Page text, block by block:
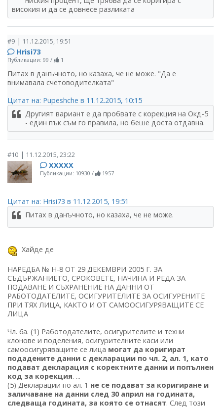
високия и да се довнесе разликата
#9 | 11.12.2015, 19:51
Hrisi73
Публикации: 99 / 1
Питах в данъчното, но казаха, че не може. "Да е
внимавала счетоводителката"
Цитат на: Pupeshche в 11.12.2015, 10:15
Другият вариант е да пробвате с корекция на Окд-5
- един пък съм го правила, но беше доста отдавна.
#10 | 11.12.2015, 23:22
ХХХХХ
Публикации: 10930 / 1957
Цитат на: Hrisi73 в 11.12.2015, 19:51
Питах в данъчното, но казаха, че не може.
Хайде де
НАРЕДБА № Н-8 ОТ 29 ДЕКЕМВРИ 2005 Г. ЗА
СЪДЪРЖАНИЕТО, СРОКОВЕТЕ, НАЧИНА И РЕДА ЗА
ПОДАВАНЕ И СЪХРАНЕНИЕ НА ДАННИ ОТ
РАБОТОДАТЕЛИТЕ, ОСИГУРИТЕЛИТЕ ЗА ОСИГУРЕНИТЕ
ПРИ ТЯХ ЛИЦА, КАКТО И ОТ САМООСИГУРЯВАЩИТЕ СЕ
ЛИЦА
Чл. 6а. (1) Работодателите, осигурителите и техни
клонове и поделения, осигурителните каси или
самоосигуряващите се лица могат да коригират
подадените данни с декларации по чл. 2, ал. 1, като
подават декларация с коректните данни и попълнен
код за корекция. ...
(5) Декларации по ал. 1 не се подават за коригиране и
заличаване на данни след 30 април на годината,
следваща годината, за която се отнасят. След този